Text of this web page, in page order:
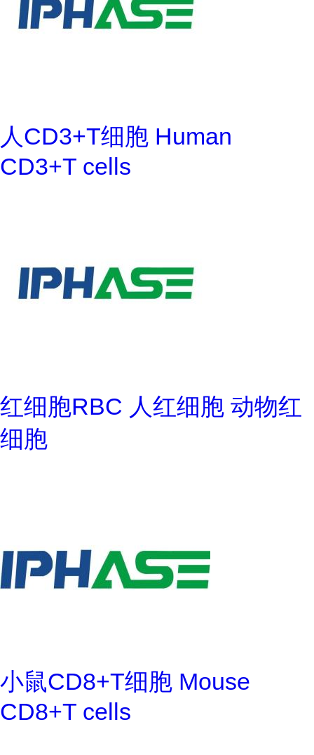
人CD3+T细胞 Human
CD3+T cells
红细胞RBC 人红细胞 动物红
细胞
小鼠CD8+T细胞 Mouse
CD8+T cells